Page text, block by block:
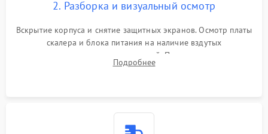
2. Разборка и визуальный осмотр
Вскрытие корпуса и снятие защитных экранов. Осмотр платы
скалера и блока питания на наличие вздутых
конденсаторов, прогаров, окислений. Проверка надежности
контактов и целостности шлейфов матрицы.
Подробнее